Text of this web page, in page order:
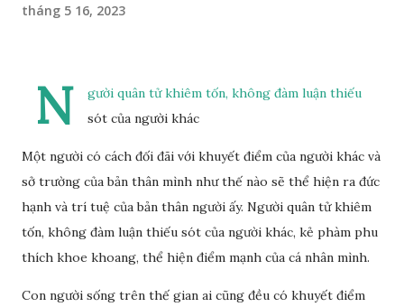
tháng 5 16, 2023
N
gười quân tử khiêm tốn, không đàm luận thiếu
sót của người khác
Một người có cách đối đãi với khuyết điểm của người khác và
sở trường của bản thân mình như thế nào sẽ thể hiện ra đức
hạnh và trí tuệ của bản thân người ấy. Người quân tử khiêm
tốn, không đàm luận thiếu sót của người khác, kẻ phàm phu
thích khoe khoang, thể hiện điểm mạnh của cá nhân mình.
Con người sống trên thế gian ai cũng đều có khuyết điểm